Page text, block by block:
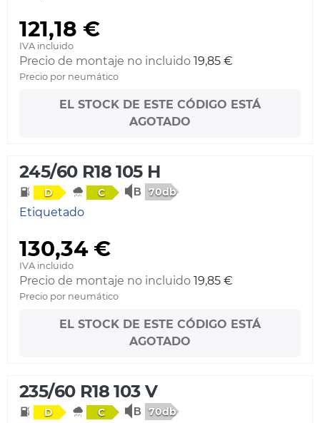
121,18 €
IVA incluido
Precio de montaje no incluido 19,85 €
Precio por neumático
EL STOCK DE ESTE CÓDIGO ESTÁ
AGOTADO
245/60 R18 105 H
D C 70db
Etiquetado
130,34 €
IVA incluido
Precio de montaje no incluido 19,85 €
Precio por neumático
EL STOCK DE ESTE CÓDIGO ESTÁ
AGOTADO
235/60 R18 103 V
D C 70db